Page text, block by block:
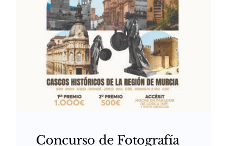
Concurso de Fotografía